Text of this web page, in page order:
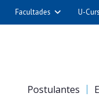
Facultades
Cs. Químicas y
U-
Postulantes